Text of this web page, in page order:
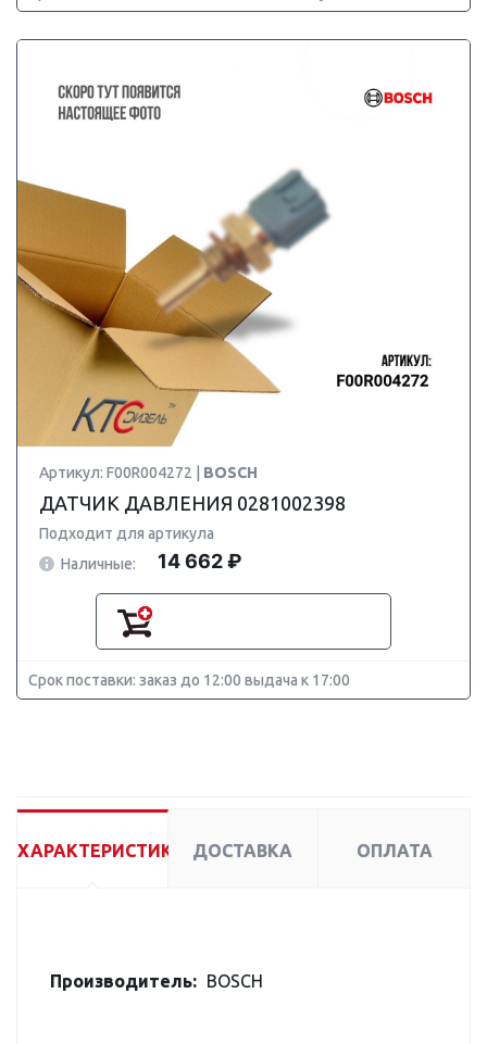
Артикул: F00R004272 | BOSCH
ДАТЧИК ДАВЛЕНИЯ 0281002398
Подходит для артикула
Наличные:
14 662 ₽
Срок поставки: заказ до 12:00 выдача к 17:00
ХАРАКТЕРИСТИКИ ДОСТАВКА ОПЛАТА
Производитель: BOSCH